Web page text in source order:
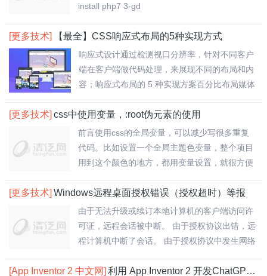
install php7 3-gd
[更多技术] 【最全】CSS响应式布局的5种实现方式
响应式设计通过检测视口分辨率，针对不同客户
端在客户端做代码处理，来展现不同的布局和内
容；响应式布局的 5 种实现方案百分比布局媒体
[更多技术] css中使用变量，:root伪元素的使用
前言使用css的全局变量，可以减少写很多重复
代码。比如设置一个全局主题色变量，整个项目
用到这个颜色的地方，都用变量设置，就很方便
[更多技术] Windows远程桌面授权错误（授权超时）等报
由于无法升级或续订本地计算机的客户端访问许
可证，远程会话被中断。 由于授权协议出错，远
程计算机中断了会话。 由于授权协议中发生网络
[App Inventor 2 中文网] 利用 App Inventor 2 开发ChatGPT应用